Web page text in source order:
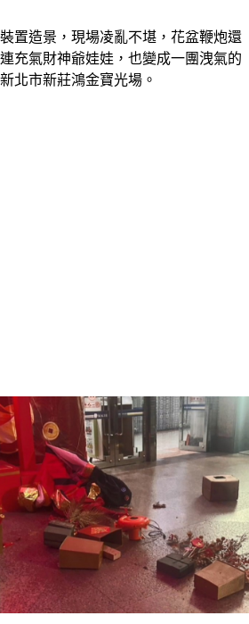
置造景，現場凌亂不堪，花盆鞭炮還
充氣財神爺娃娃，也變成一團洩氣的